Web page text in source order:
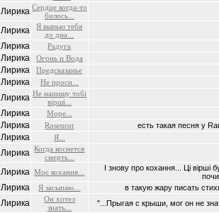
Лирика Сердце когда-то
билось...
Лирика
Я выпью тебя
до дна...
Лирика Радуга
Лирика Огонь и Вода
Лирика Предсказанье
Лирика Не проси...
Лирика Не напишу тобі
вірші...
Лирика Море...
Лирика Rosenrot есть такая песня у
Лирика Я...
Лирика Когда коснется
смерть...
Лирика Моє кохання...
І знову про кохання... Ці вірші
Лирика Я засыпаю... в такую жару писать
Лирика
Он хотел
знать...
"...Прыгая с крыши, мог он не